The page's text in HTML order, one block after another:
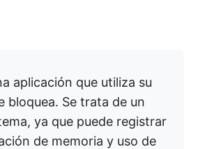
aplicación que utiliza su
bloquea. Se trata de un
ya que puede registrar
de memoria y uso de